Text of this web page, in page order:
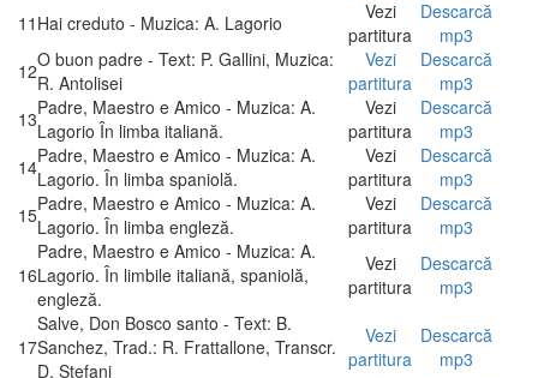
11 Hai creduto - Muzica: A. Lagorio
Vezi
partitura
Descarcă
mp3
12O buon padre - Text: P. Gallini, Muzica:
R. Antolisei
Vezi
partitura
Descarcă
mp3
13Padre, Maestro e Amico - Muzica: A.
Lagorio În limba italiană.
Vezi
partitura
Descarcă
mp3
14Padre, Maestro e Amico - Muzica: A.
Lagorio. În limba spaniolă.
Vezi
partitura
Descarcă
mp3
15Padre, Maestro e Amico - Muzica: A.
Lagorio. În limba engleză.
Vezi
partitura
Descarcă
mp3
16
Padre, Maestro e Amico - Muzica: A.
Lagorio. În limbile italiană, spaniolă,
engleză.
Vezi
partitura
Descarcă
mp3
17
Salve, Don Bosco santo - Text: B.
Sanchez, Trad.: R. Frattallone, Transcr.
D. Stefani
Vezi
partitura
Descarcă
mp3